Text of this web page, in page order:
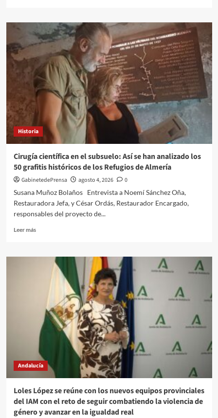
LA
ASOCIACIÓN
DE
PRENSA
HOMENAJEARÁ
AL
HISTÓRICO
CORRESPONSAL
EN
ALBOX,
Historia
Cirugía científica en el subsuelo: Así se han analizado los
50 grafitis históricos de los Refugios de Almería
GabinetedePrensa agosto 4, 2026
0
Susana Muñoz Bolaños Entrevista a Noemí Sánchez Oña,
Restauradora Jefa, y César Ordás, Restaurador Encargado,
responsables del proyecto de...
Leer másLeer
Cirugía
científica
han
analizado
los
50
grafitis
históricos
Refugios
de
Almería
Andalucía
Loles López se reúne con los nuevos equipos provinciales
del IAM con el reto de seguir combatiendo la violencia de
género y avanzar en la igualdad real